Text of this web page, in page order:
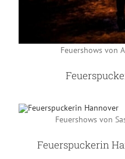
Feuershows von
Feuershows von
Feuerspuckerin